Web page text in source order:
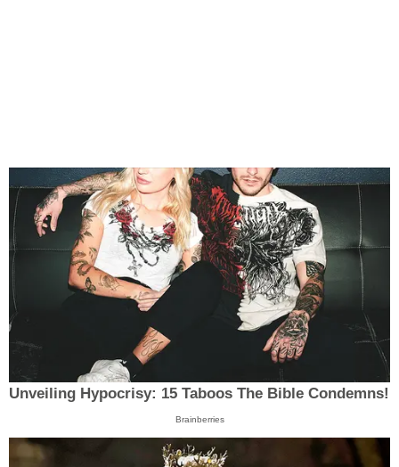
Unveiling Hypocrisy: 15 Taboos The Bible Condemns!
Brainberries